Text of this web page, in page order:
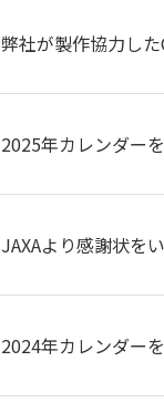
弊社が製作協力し
2025年カレンダー
JAXAより感謝状を
2024年カレンダー